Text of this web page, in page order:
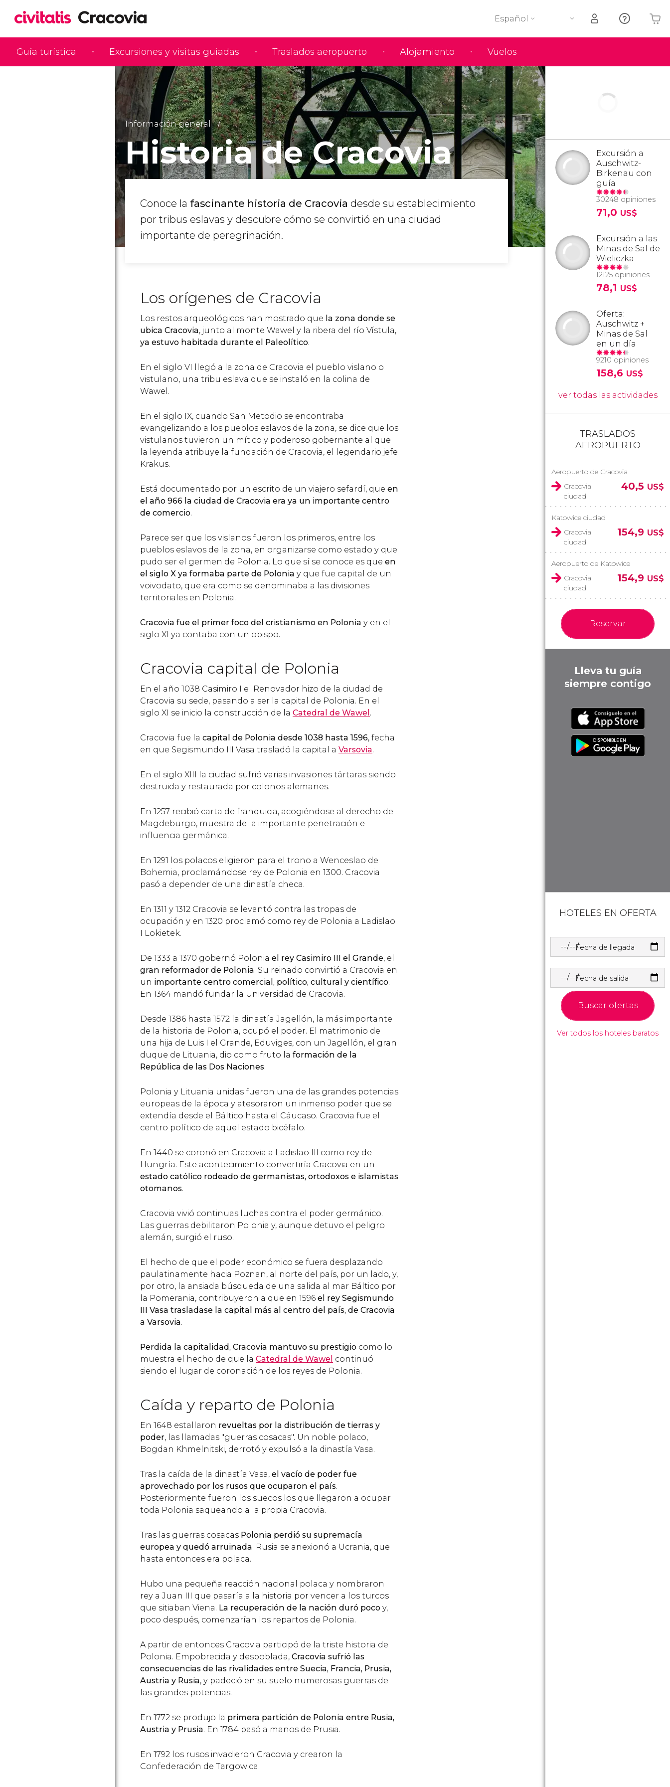
Guía turística Excursiones y visitas guiadas Traslados aeropuerto Alojamiento Vuelos
Español
Información general
Historia de Cracovia
Conoce la fascinante historia de Cracovia desde su establecimiento
por tribus eslavas y descubre cómo se convirtió en una ciudad
importante de peregrinación.
Los orígenes de Cracovia
Los restos arqueológicos han mostrado que la zona donde se
ubica Cracovia, junto al monte Wawel y la ribera del río Vístula,
ya estuvo habitada durante el Paleolítico.
En el siglo VI llegó a la zona de Cracovia el pueblo vislano o
vistulano, una tribu eslava que se instaló en la colina de
Wawel.
En el siglo IX, cuando San Metodio se encontraba
evangelizando a los pueblos eslavos de la zona, se dice que los
vistulanos tuvieron un mítico y poderoso gobernante al que
la leyenda atribuye la fundación de Cracovia, el legendario jefe
Krakus.
Está documentado por un escrito de un viajero sefardí, que en
el año 966 la ciudad de Cracovia era ya un importante centro
de comercio.
Parece ser que los vislanos fueron los primeros, entre los
pueblos eslavos de la zona, en organizarse como estado y que
pudo ser el germen de Polonia. Lo que sí se conoce es que en
el siglo X ya formaba parte de Polonia y que fue capital de un
voivodato, que era como se denominaba a las divisiones
territoriales en Polonia.
Cracovia fue el primer foco del cristianismo en Polonia y en el
siglo XI ya contaba con un obispo.
Cracovia capital de Polonia
En el año 1038 Casimiro I el Renovador hizo de la ciudad de
Cracovia su sede, pasando a ser la capital de Polonia. En el
siglo XI se inicio la construcción de la Catedral de Wawel .
Cracovia fue la capital de Polonia desde 1038 hasta 1596, fecha
en que Segismundo III Vasa trasladó la capital a Varsovia.
En el siglo XIII la ciudad sufrió varias invasiones tártaras siendo
destruida y restaurada por colonos alemanes.
En 1257 recibió carta de franquicia, acogiéndose al derecho de
Magdeburgo, muestra de la importante penetración e
influencia germánica.
En 1291 los polacos eligieron para el trono a Wenceslao de
Bohemia, proclamándose rey de Polonia en 1300. Cracovia
pasó a depender de una dinastía checa.
En 1311 y 1312 Cracovia se levantó contra las tropas de
ocupación y en 1320 proclamó como rey de Polonia a Ladislao
I Lokietek.
De 1333 a 1370 gobernó Polonia el rey Casimiro III el Grande, el
gran reformador de Polonia. Su reinado convirtió a Cracovia en
un importante centro comercial, político, cultural y científico.
En 1364 mandó fundar la Universidad de Cracovia.
Desde 1386 hasta 1572 la dinastía Jagellón, la más importante
de la historia de Polonia, ocupó el poder. El matrimonio de
una hija de Luis I el Grande, Eduviges, con un Jagellón, el gran
duque de Lituania, dio como fruto la formación de la
República de las Dos Naciones.
Polonia y Lituania unidas fueron una de las grandes potencias
europeas de la época y atesoraron un inmenso poder que se
extendía desde el Báltico hasta el Cáucaso. Cracovia fue el
centro político de aquel estado bicéfalo.
En 1440 se coronó en Cracovia a Ladislao III como rey de
Hungría. Este acontecimiento convertiría Cracovia en un
estado católico rodeado de germanistas, ortodoxos e islamistas
otomanos.
Cracovia vivió continuas luchas contra el poder germánico.
Las guerras debilitaron Polonia y, aunque detuvo el peligro
alemán, surgió el ruso.
El hecho de que el poder económico se fuera desplazando
paulatinamente hacia Poznan, al norte del país, por un lado, y,
por otro, la ansiada búsqueda de una salida al mar Báltico por
la Pomerania, contribuyeron a que en 1596 el rey Segismundo
III Vasa trasladase la capital más al centro del país, de Cracovia
a Varsovia.
Perdida la capitalidad, Cracovia mantuvo su prestigio como lo
muestra el hecho de que la Catedral de Wawel continuó
siendo el lugar de coronación de los reyes de Polonia.
Caída y reparto de Polonia
En 1648 estallaron revueltas por la distribución de tierras y
poder, las llamadas "guerras cosacas". Un noble polaco,
Bogdan Khmelnitski, derrotó y expulsó a la dinastía Vasa.
Tras la caída de la dinastía Vasa, el vacío de poder fue
aprovechado por los rusos que ocuparon el país.
Posteriormente fueron los suecos los que llegaron a ocupar
toda Polonia saqueando a la propia Cracovia.
Tras las guerras cosacas Polonia perdió su supremacía
europea y quedó arruinada. Rusia se anexionó a Ucrania, que
hasta entonces era polaca.
Hubo una pequeña reacción nacional polaca y nombraron
rey a Juan III que pasaría a la historia por vencer a los turcos
que sitiaban Viena. La recuperación de la nación duró poco y,
poco después, comenzarían los repartos de Polonia.
A partir de entonces Cracovia participó de la triste historia de
Polonia. Empobrecida y despoblada, Cracovia sufrió las
consecuencias de las rivalidades entre Suecia, Francia, Prusia,
Austria y Rusia, y padeció en su suelo numerosas guerras de
las grandes potencias.
En 1772 se produjo la primera partición de Polonia entre Rusia,
Austria y Prusia. En 1784 pasó a manos de Prusia.
En 1792 los rusos invadieron Cracovia y crearon la
Confederación de Targowica.
Excursión a
Auschwitz-
Birkenau con
guía
30248 opiniones
71,0 US$
Excursión a las
Minas de Sal de
Wieliczka
12125 opiniones
78,1 US$
Oferta:
Auschwitz +
Minas de Sal
en un día
9210 opiniones
158,6 US$
ver todas las actividades
TRASLADOS
AEROPUERTO
Aeropuerto de Cracovia
Cracovia
ciudad
40,5 US$
Katowice ciudad
Cracovia
ciudad
154,9 US$
Aeropuerto de Katowice
Cracovia
ciudad
154,9 US$
Reservar
Lleva tu guía
siempre contigo
HOTELES EN OFERTA
Fecha de llegada
Fecha de salida
Buscar ofertas
Ver todos los hoteles baratos